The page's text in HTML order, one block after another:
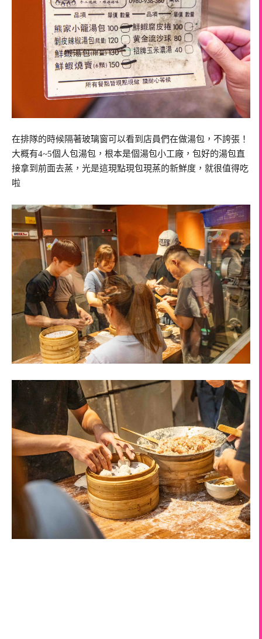
在排隊的時候隔著玻璃窗可以看到店員們在做湯包，不誇張！
大概有4~5個人包湯包，根本是個湯包小工廠，包好的湯包直
接拿到前面去蒸，光是這現點現包現蒸的新鮮度，就很值得吃
啦